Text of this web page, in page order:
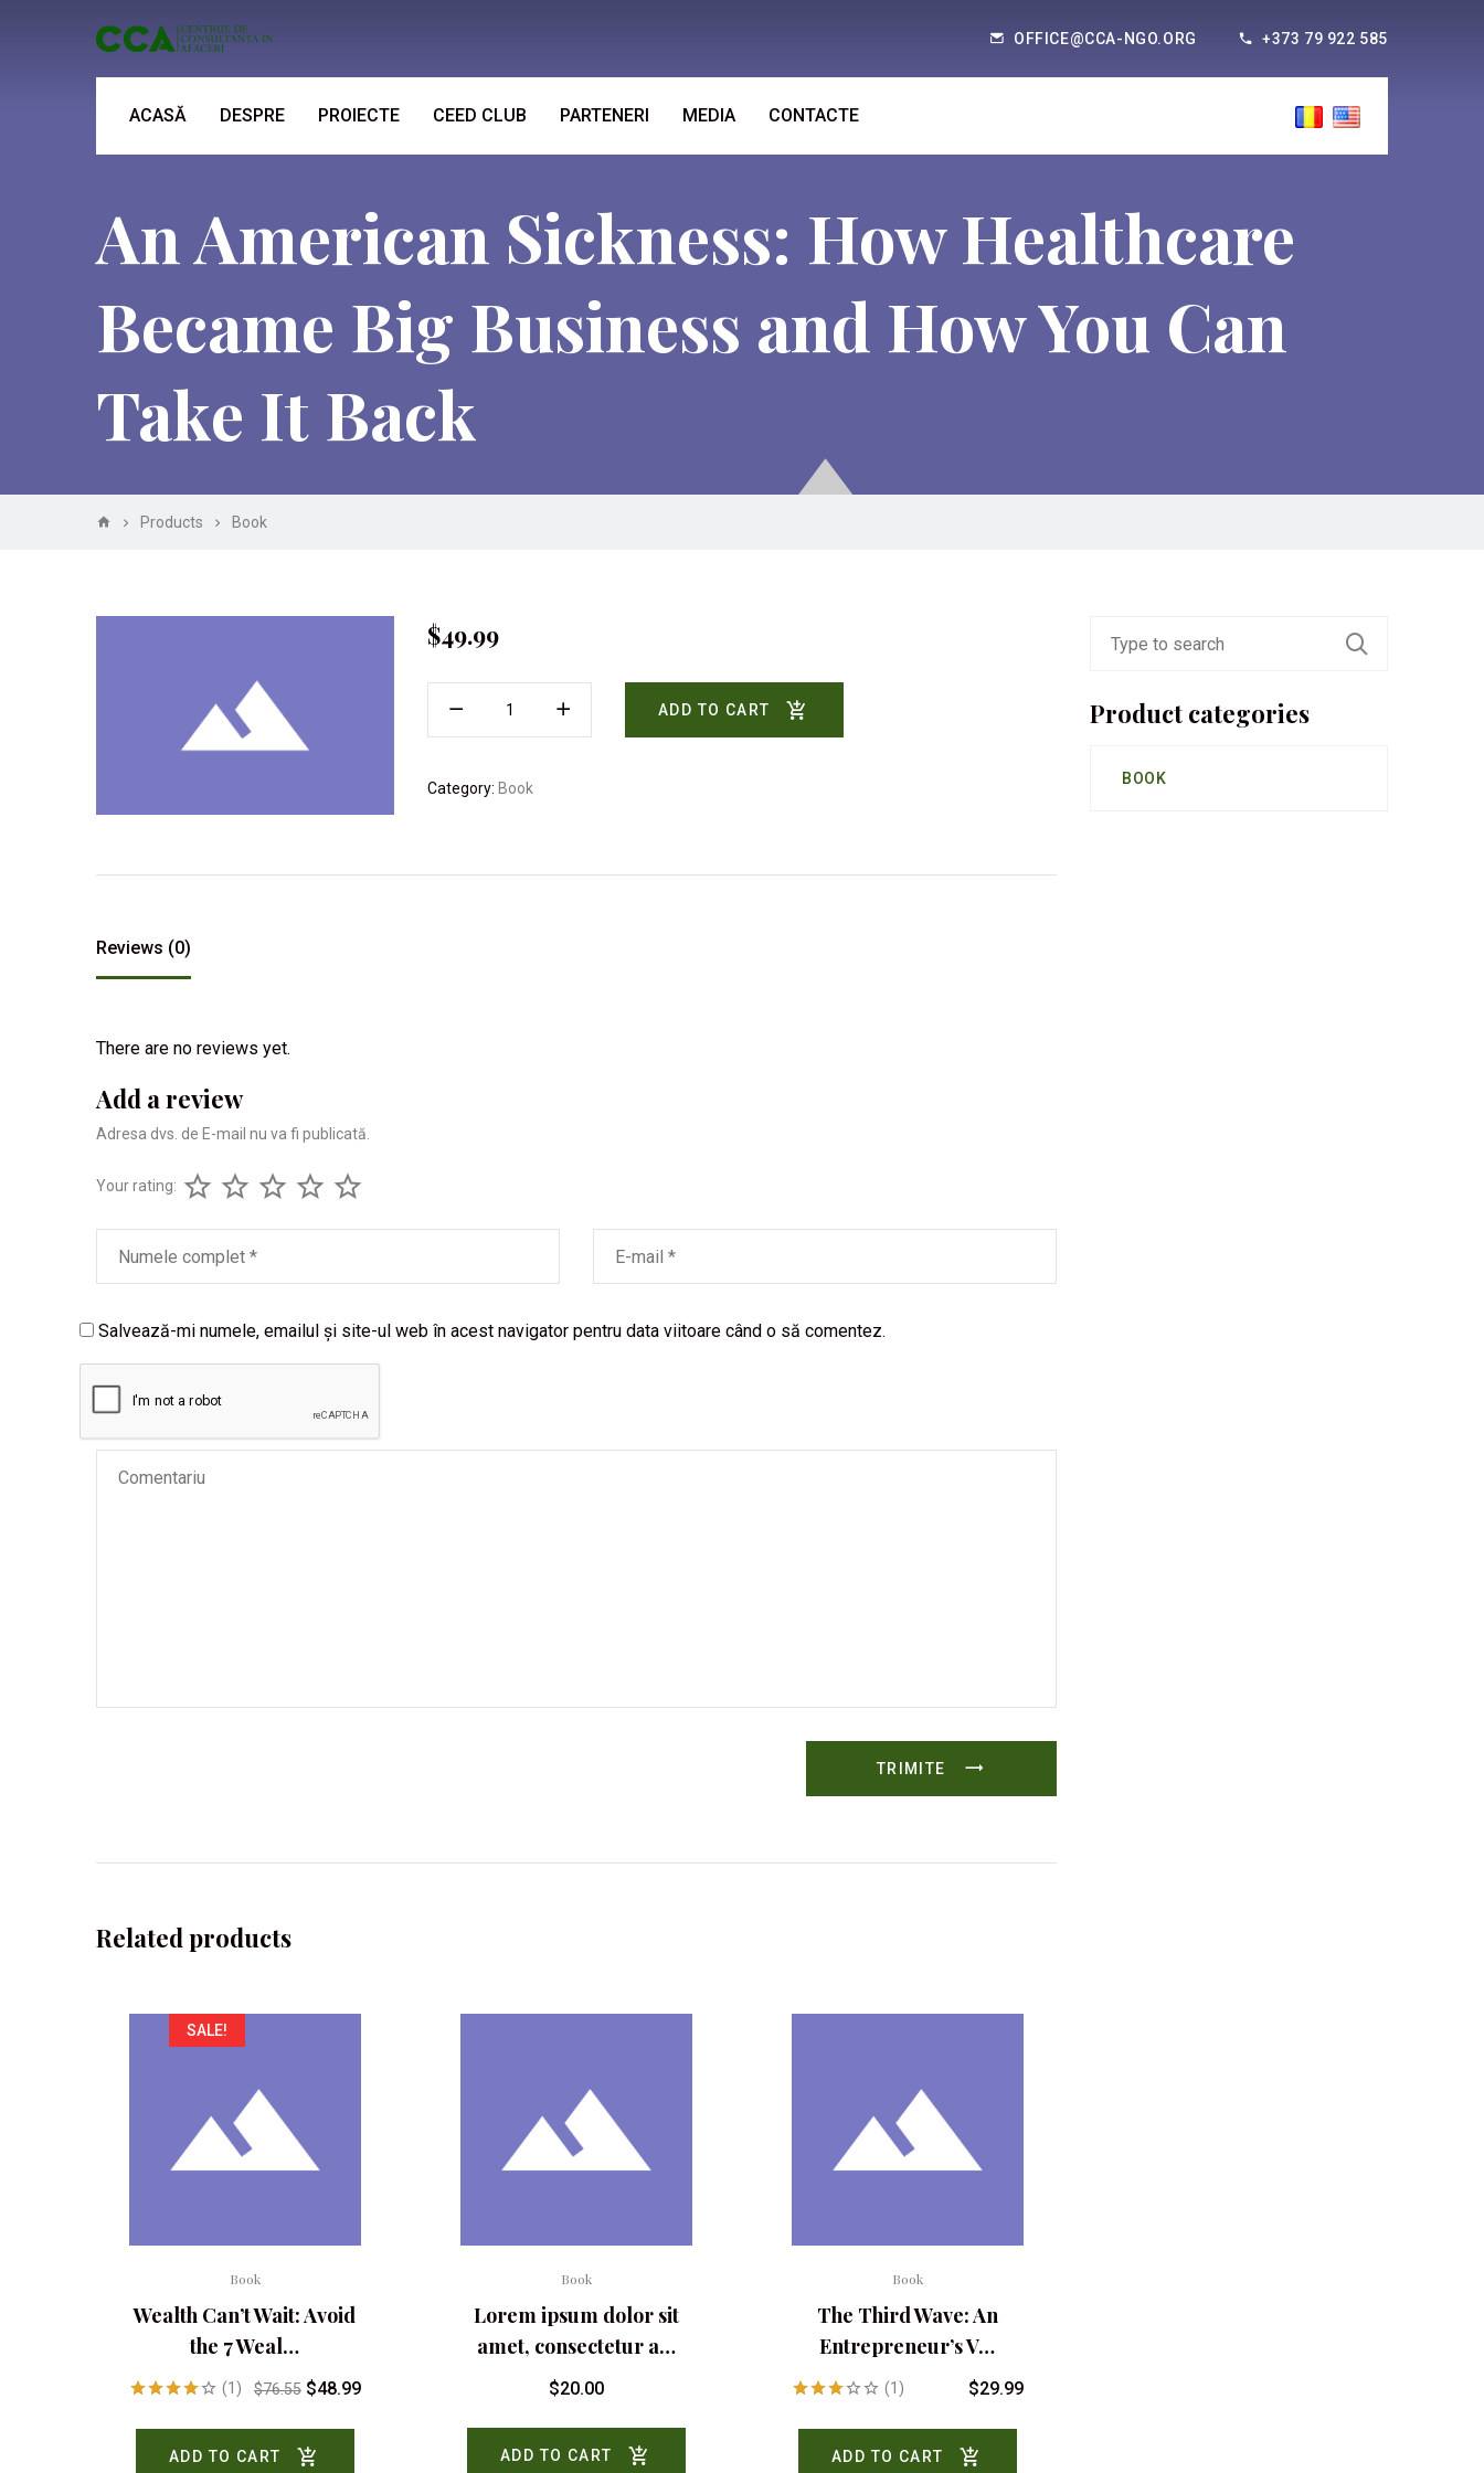
OFFICE@CCA-NGO.ORG +373 79 922 585
ACASĂ DESPRE PROIECTE CEED CLUB PARTENERI MEDIA CONTACTE
An American Sickness: How Healthcare
Became Big Business and How You Can
Take It Back
Products Book
$49.99
ADD TO CART
Category: Book
Reviews (0)
There are no reviews yet.
Add a review
Adresa dvs. de E-mail nu va fi publicată.
Your rating:
Salvează-mi numele, emailul și site-ul web în acest navigator pentru data viitoare când o să comentez.
TRIMITE
Related products
SALE!
Book
Wealth Can’t Wait: Avoid
the 7 Weal…
of 5
(1) $76.55 $48.99
ADD TO CART
Book
Lorem ipsum dolor sit
amet, consectetur a…
$20.00
ADD TO CART
Book
The Third Wave: An
Entrepreneur’s V…
out of
(1) $29.99
ADD TO CART
Product categories
BOOK